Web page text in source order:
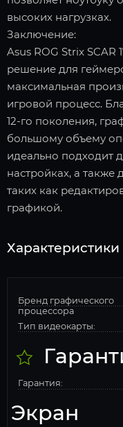
высоких нагрузках.
Заключение:
Asus ROG Strix
решение для
максимальная
игровой процесс.
12-го поколения,
большому объему
идеально подходит
настройках, а также
таких как
графикой.
Характеристики
Бренд графического
процессора
Тип видеокарты:
Гарантия:
Экран